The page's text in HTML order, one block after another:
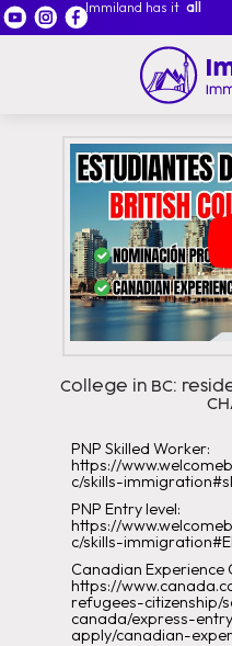
Immiland has it all
College in BC:
PNP Skilled Worker:
https://
c/skills-
PNP Entry level:
https://
c/skills-
Canadian Experience
https://
refugees-citizenship/
canada/express-
apply/canadian-